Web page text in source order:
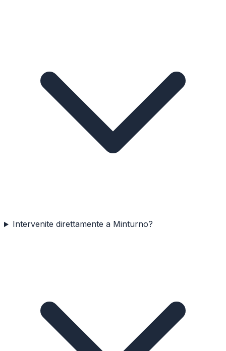
Intervenite direttamente a Minturno?